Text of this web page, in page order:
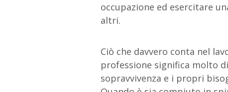
occupazione ed esercitare
altri.
Ciò che davvero conta nel
professione significa molto
sopravvivenza e i propri